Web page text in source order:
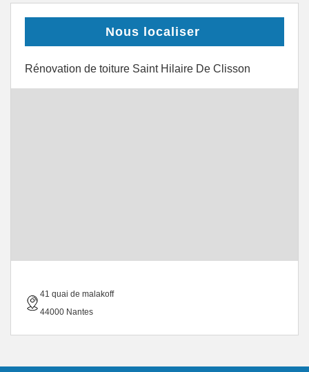
Nous localiser
Rénovation de toiture Saint Hilaire De Clisson
41 quai de malakoff
44000 Nantes